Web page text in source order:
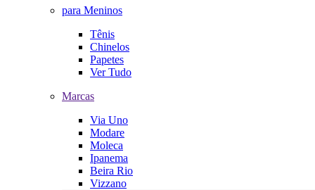
para Meninos
Tênis
Chinelos
Papetes
Ver Tudo
Marcas
Via Uno
Modare
Moleca
Ipanema
Beira Rio
Vizzano